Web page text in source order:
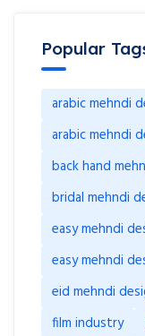
Popular
arabic mehndi
arabic mehndi
back hand
bridal mehndi
easy mehndi
easy mehndi
eid mehndi
film industry